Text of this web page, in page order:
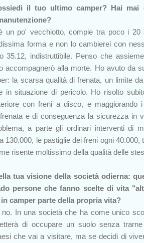
il tuo ultimo camper? Hai mai
un po' vecchiotto, compie tra poco i 20
forma e non lo cambierei con
35.12, indistruttibile. Penso che
accompagnerò alla morte. Ho avuto da
la scarsa qualità di frenata, un limite
in situazione di pericolo. Ho risolto
con freni a disco, e maggiorando
e di conseguenza la sicurezza in
a parte gli ordinari interventi di
130.000, le pastiglie dei freni ogni
risente moltissimo della qualità delle
tua visione della società odierna:
persone che fanno scelte di vita
camper parte della propria vita?
In una società che ha come unico
di occupare un suolo senza
che vai a visitare, ma se decidi di